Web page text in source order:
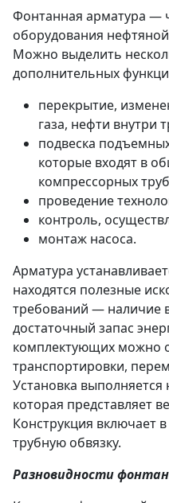
Фонтанная арматура —
оборудования
Можно выделить
дополнительных
перекрытие,
газа, нефти внутри
подвеска
которые входят в
компрессорных
проведение
контроль,
монтаж насоса.
Арматура
находятся полезные
требований — наличие
достаточный запас
комплектующих можно
транспортировки,
Установка выполняется
которая представляет
Конструкция включает
трубную обвязку.
Разновидности